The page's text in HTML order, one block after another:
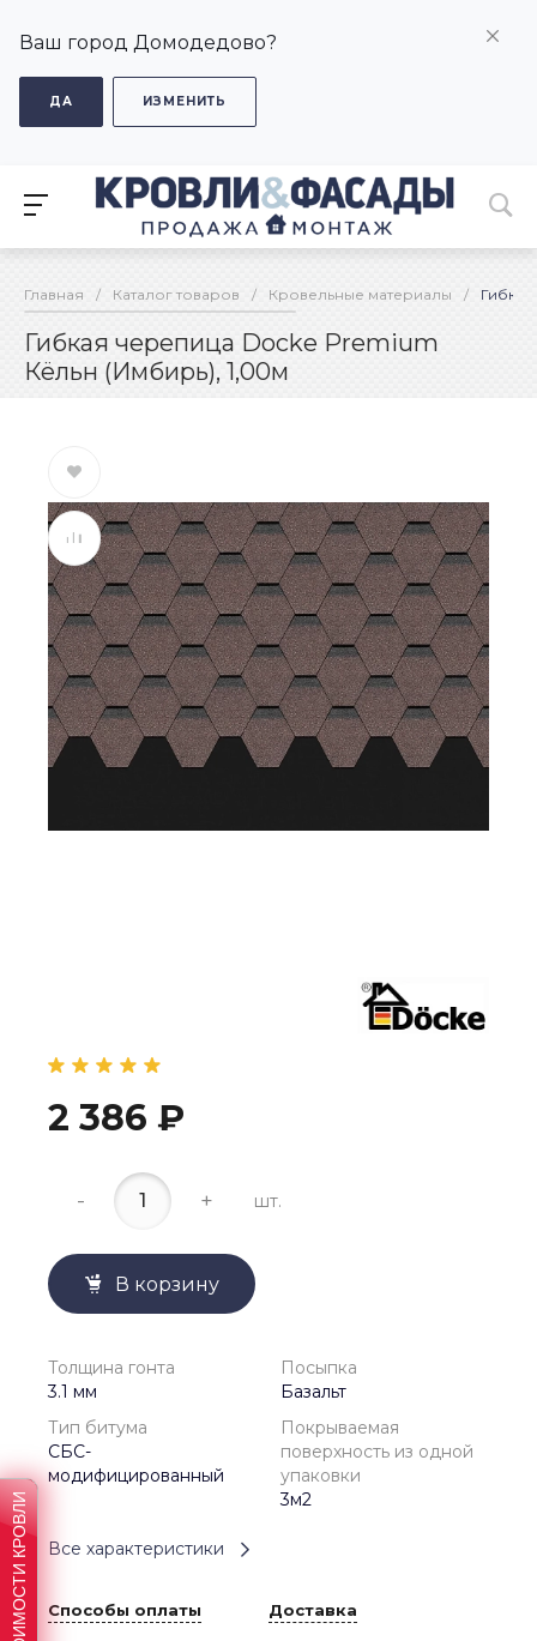
Ваш город Домодедово?
ДА ИЗМЕНИТЬ
Главная / Каталог товаров / Кровельные материалы /
Гибкая черепица Docke Premium
Кёльн (Имбирь), 1,00м
2 386 ₽
- + шт.
В корзину
Толщина гонта
3.1 мм
Посыпка
Базальт
Тип битума
СБС-
модифицированный
Покрываемая
поверхность из одной
упаковки
3м2
Все характеристики
Способы оплаты Доставка